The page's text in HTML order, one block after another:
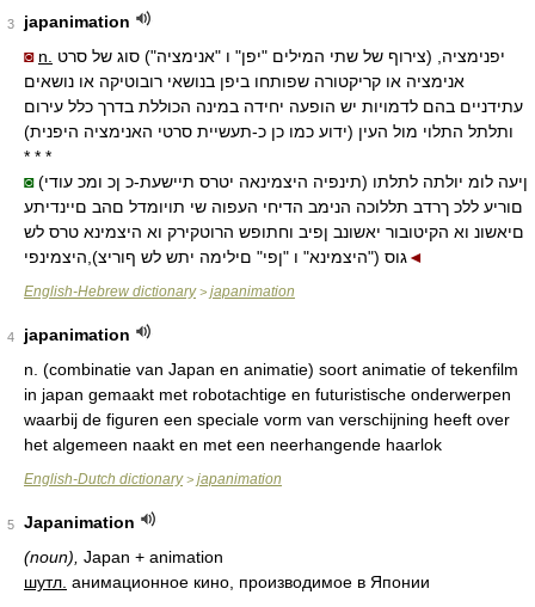
3
japanimation
◙ n.
אנימציה או קריקטורה שפותחו ביפן בנושאי רובוטיקה או נושאים
עתידניים בהם לדמויות יש הופעה יחידה במינה הכוללת בדרך כלל עירום
ותלתל התלוי מול העין (ידוע כמו כן כ-תעשיית סרטי האנימציה היפנית)
* * *
◙(תינפיה היצמינאה יטרס תיישעת-כ ןכ ומכ עודי) ןיעה לומ יולתה לתלתו
םוריע ללכ ךרדב תללוכה הנימב הדיחי העפוה שי תויומדל םהב םיינדיתע
םיאשונ וא הקיטובור יאשונב ןפיב וחתופש הרוטקירק וא היצמינא טרס לש
גוס ("היצמינא" ו "ןפי" םילימה יתש לש ףוריצ),היצמינפי◄
English-Hebrew dictionary> japanimation
4
japanimation
n. (combinatie van Japan en animatie) soort animatie of tekenfilm
in japan gemaakt met robotachtige en futuristische onderwerpen
waarbij de figuren een speciale vorm van verschijning heeft over
het algemeen naakt en met een neerhangende haarlok
English-Dutch dictionary> japanimation
5
Japanimation
(noun), Japan + animation
шутл. анимационное кино, производимое в Японии